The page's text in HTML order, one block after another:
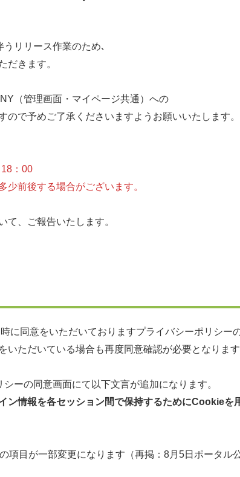
リリース作業のため､
だきます。
（管理画面・マイページ共通）への
で予めご了承くださいますようお願いいたします。
：00
後する場合がございます。
て、ご報告いたします。
に同意をいただいておりますプライバシーポリシー
だいている場合も再度同意確認が必要となります
同意画面にて以下文言が追加になります。
ン情報を各セッション間で保持するためにCookie
項目が一部変更になります（再掲：8月5日ポータル公